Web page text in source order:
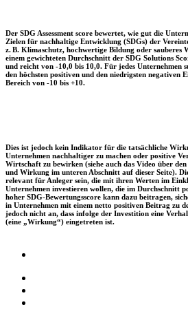
Der SDG Assessment score bewertet, wie gut die
Zielen für nachhaltige Entwicklung (SDGs) der
z. B. Klimaschutz, hochwertige Bildung oder sauberes
einem gewichteten Durchschnitt der SDG Solutions
und reicht von -10,0 bis 10,0. Für jedes Unternehmen
den höchsten positiven und den niedrigsten negativen
Bereich von -10 bis +10.
Dies ist jedoch kein Indikator für die tatsächliche
Unternehmen nachhaltiger zu machen oder positive
Wirtschaft zu bewirken (siehe auch das Video über
und Wirkung im unteren Abschnitt auf dieser Seite).
relevant für Anleger sein, die mit ihren Werten im
Unternehmen investieren wollen, die im Durchschnitt
hoher SDG-Bewertungsscore kann dazu beitragen,
in Unternehmen mit einem netto positiven Beitrag zu
jedoch nicht an, dass infolge der Investition eine
(eine „Wirkung“) eingetreten ist.